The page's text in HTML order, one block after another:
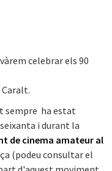
celebrar els 90
sempre ha estat
i durant la
de cinema amateur al
(podeu consultar el